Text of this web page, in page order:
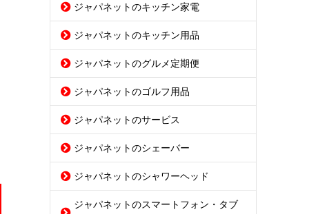
ジャパネットのキッチン家電
ジャパネットのキッチン用品
ジャパネットのグルメ定期便
ジャパネットのゴルフ用品
ジャパネットのサービス
ジャパネットのシェーバー
ジャパネットのシャワーヘッド
ジャパネットのスマートフォン・タブ